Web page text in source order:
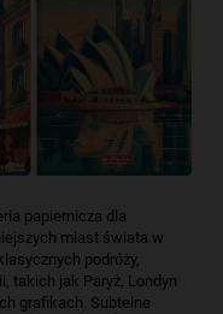
papiernicza dla
miast świata w
podróży,
takich jak Paryż, Londyn
grafikach. Subtelne